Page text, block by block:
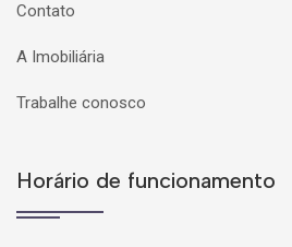
Contato
A Imobiliária
Trabalhe conosco
Horário de funcionamento